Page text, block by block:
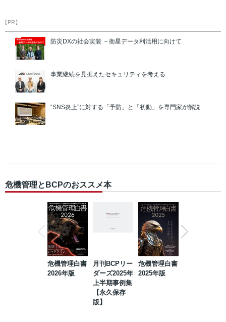
【PR】
防災DXの社会実装 －衛星データ利活用に向けて
事業継続を見据えたセキュリティを考える
“SNS炎上”に対する「予防」と「初動」を専門家が解説
危機管理とBCPのおススメ本
危機管理白書
2026年版
月刊BCPリー
ダーズ2025年
上半期事例集
【永久保存
版】
危機管理白書
2025年版